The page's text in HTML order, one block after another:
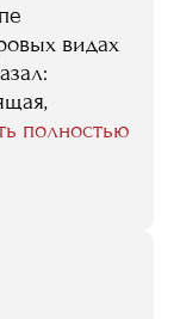
видах
из
работе
что
полностью